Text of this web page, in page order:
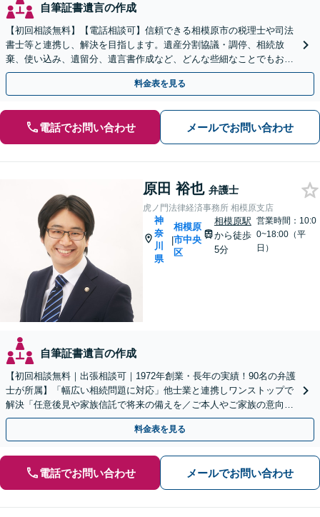
自筆証書遺言の作成
【初回相談無料】【電話相談可】信頼できる相模原市の税理士や司法
書士等と連携し、解決を目指します。遺産分割協議・調停、相続放
棄、使い込み、遺留分、遺言書作成など、どんな些細なことでもお気
軽にご相談ください【休日・夜間面談可】【橋本駅6分】
料金表を見る
電話でお問い合わせ メールでお問い合わせ
原田 裕也 弁護士
虎ノ門法律経済事務所 相模原支店
神
奈
川
県
|
相模原
市中央
区
相模原駅
から徒歩
5分
営業時間：10:0
0~18:00（平
日）
自筆証書遺言の作成
【初回相談無料｜出張相談可｜1972年創業・長年の実績！90名の弁護
士が所属】「幅広い相続問題に対応」他士業と連携しワンストップで
解決「任意後見や家族信託で将来の備えを／ご本人やご家族の意向を
最大限尊重しご提案」【休日・夜間相談可】
料金表を見る
電話でお問い合わせ メールでお問い合わせ